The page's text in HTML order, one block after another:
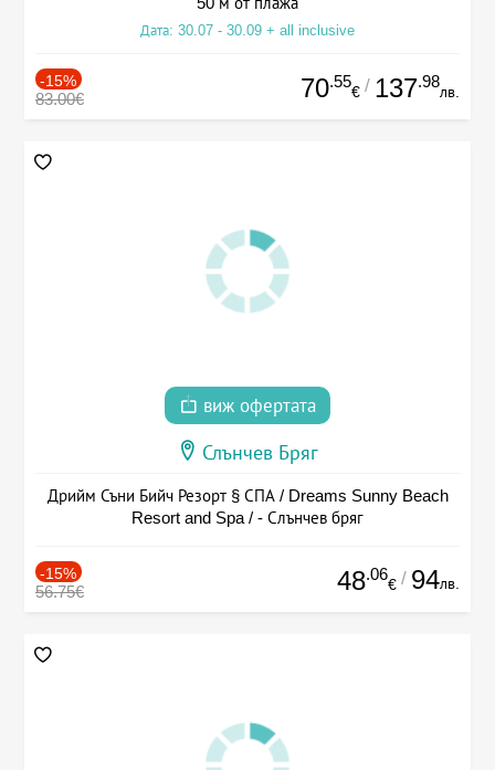
Дата: 30.07 - 30.09 + all inclusive
-15%
83.00€ 70.55
€ / 137.98
лв.
виж офертата
Слънчев Бряг
Дрийм Съни Бийч Резорт § СПА / Dreams Sunny Beach
Resort and Spa / - Слънчев бряг
-15%
56.75€ 48.06
€ / 94лв.